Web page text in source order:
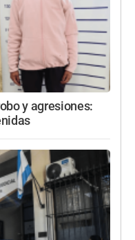
y agresiones: